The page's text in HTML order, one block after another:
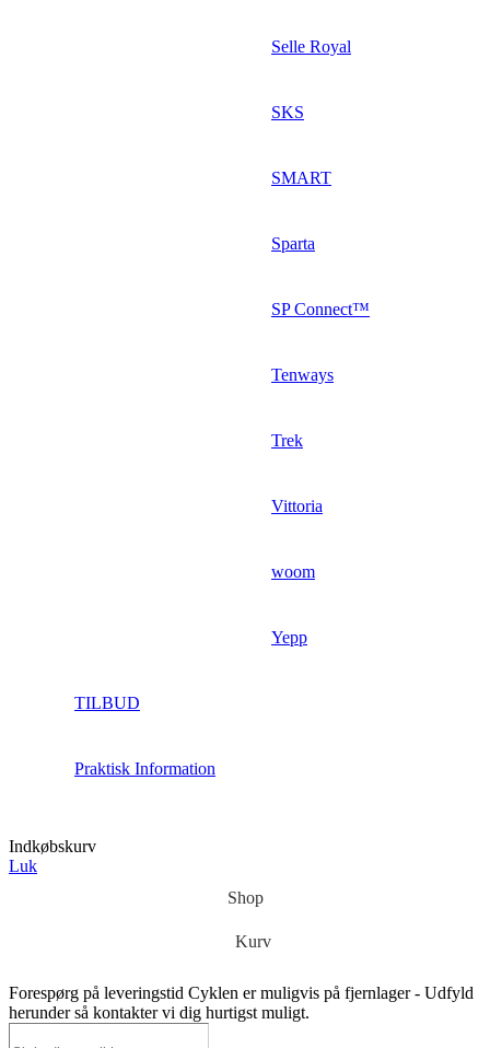
Selle Royal
SKS
SMART
Sparta
SP Connect™
Tenways
Trek
Vittoria
woom
Yepp
TILBUD
Praktisk Information
Indkøbskurv
Luk
Shop
Kurv
Forespørg på leveringstid Cyklen er muligvis på fjernlager - Udfyld
herunder så kontakter vi dig hurtigst muligt.